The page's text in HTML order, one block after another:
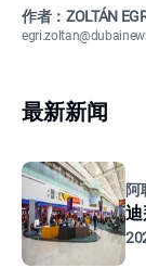
作者：ZOLTÁN
最新新闻
阿
迪